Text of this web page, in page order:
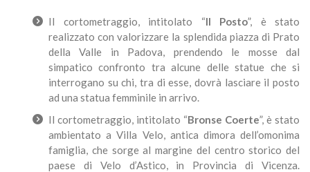
Il cortometraggio, intitolato “Il Posto”, è stato
realizzato con valorizzare la splendida piazza di Prato
della Valle in Padova, prendendo le mosse dal
simpatico confronto tra alcune delle statue che si
interrogano su chi, tra di esse, dovrà lasciare il posto
ad una statua femminile in arrivo.
Il cortometraggio, intitolato “Bronse Coerte”, è stato
ambientato a Villa Velo, antica dimora dell’omonima
famiglia, che sorge al margine del centro storico del
paese di Velo d’Astico, in Provincia di Vicenza.